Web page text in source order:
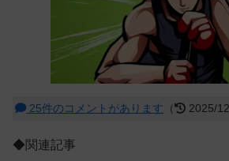
25件のコメントがあります （ 2025/
◆関連記事